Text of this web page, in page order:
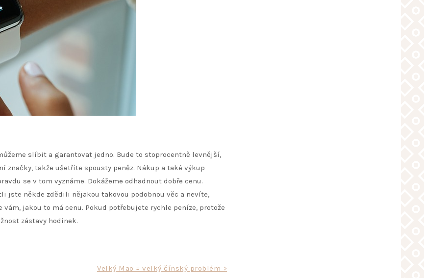
slíbit a garantovat jedno. Bude to stoprocentně levnější,
takže ušetříte spousty peněz. Nákup a také výkup
se v tom vyznáme. Dokážeme odhadnout dobře cenu.
jste někde zdědili nějakou takovou podobnou věc a nevíte,
jakou to má cenu. Pokud potřebujete rychle peníze, protože
zástavy hodinek.
Velký Mao = velký čínský problém >